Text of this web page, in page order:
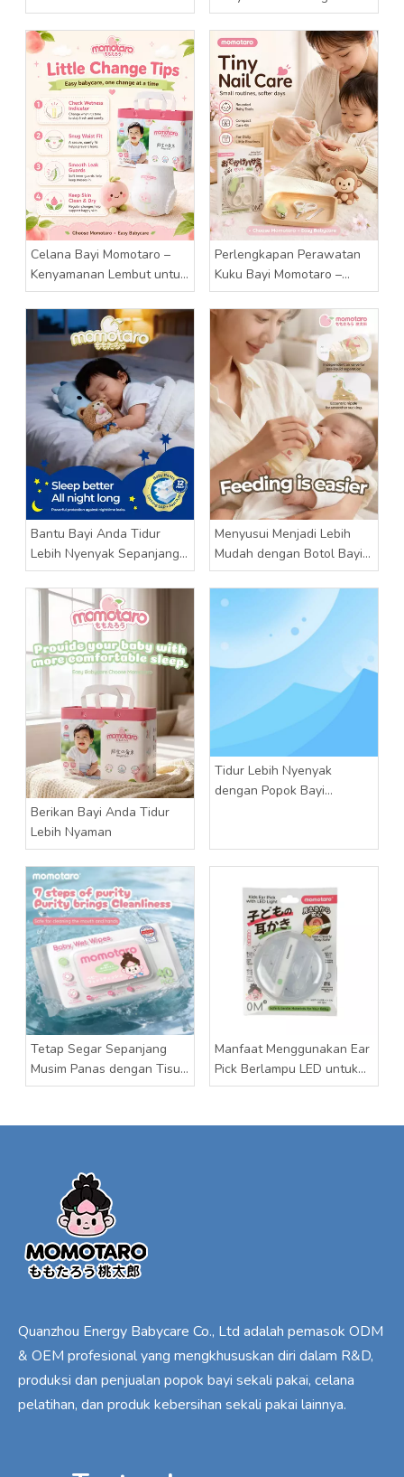
Setiap Kekacauan Kecil
Setiap Hari Bahagia
Celana Bayi Momotaro –
Kenyamanan Lembut untuk
Setiap Petualangan Kecil
Perlengkapan Perawatan
Kuku Bayi Momotaro –
Perawatan Lembut untuk
Jari Kecil
Bantu Bayi Anda Tidur
Lebih Nyenyak Sepanjang
Malam dengan Momotaro
Baby Pants
Menyusui Menjadi Lebih
Mudah dengan Botol Bayi
Momotaro
Berikan Bayi Anda Tidur
Lebih Nyaman
Tidur Lebih Nyenyak
dengan Popok Bayi
Tetap Segar Sepanjang
Musim Panas dengan Tisu
Basah Bayi Momotaro
Manfaat Menggunakan Ear
Pick Berlampu LED untuk
Bayi
Quanzhou Energy Babycare Co., Ltd adalah pemasok ODM
& OEM profesional yang mengkhususkan diri dalam R&D,
produksi dan penjualan popok bayi sekali pakai, celana
pelatihan, dan produk kebersihan sekali pakai lainnya.